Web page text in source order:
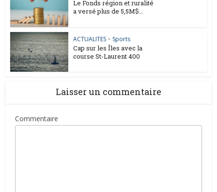
Le Fonds région et ruralité
a versé plus de 5,5M$...
ACTUALITES • Sports
Cap sur les Îles avec la
course St-Laurent 400
Laisser un commentaire
Commentaire